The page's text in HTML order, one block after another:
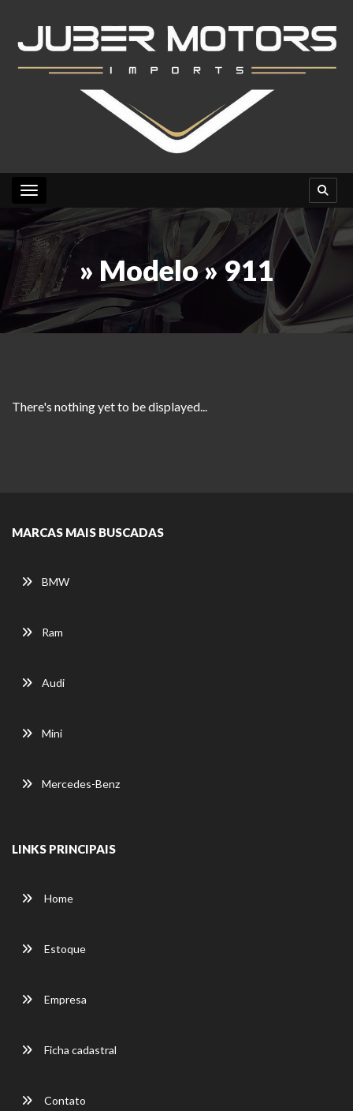
Toggle navigation
» Modelo » 911
There's nothing yet to be displayed...
MARCAS MAIS BUSCADAS
BMW
Ram
Audi
Mini
Mercedes-Benz
LINKS PRINCIPAIS
Home
Estoque
Empresa
Ficha cadastral
Contato